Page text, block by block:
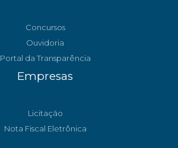
Concursos
Ouvidoria
Portal da Transparência
Empresas
Licitação
Nota Fiscal Eletrônica